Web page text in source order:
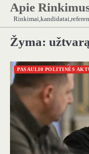
Skip
content
Apie
Žyma:
PASAULI0 POLITINĖS